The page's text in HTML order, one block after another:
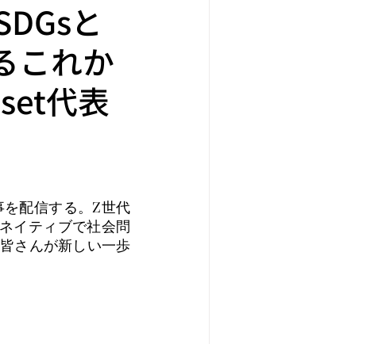
と
これか
代表
を配信する。Z世代
イティブで社会問
さんが新しい一歩